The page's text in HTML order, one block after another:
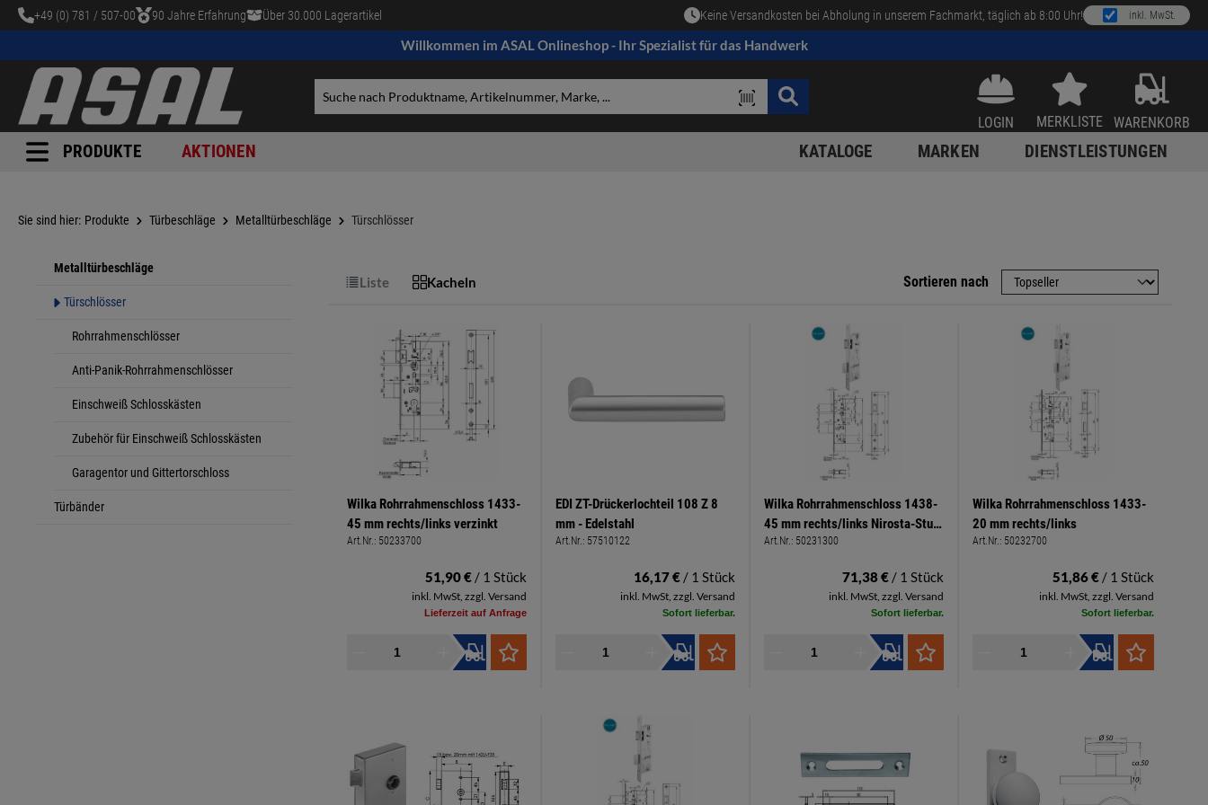
springen
+49 (0) 781 / 507-00 90 Jahre Erfahrung Über 30.000 Lagerartikel Keine Versandkosten bei Abholung in unserem Fachmarkt, täglich ab 8:00 Uhr! inkl. MwSt.
Willkommen im ASAL Onlineshop - Ihr Spezialist für das Handwerk
LOGIN MERKLISTE WARENKORB
PRODUKTE AKTIONEN KATALOGE MARKEN DIENSTLEISTUNGEN
Sie sind hier: Produkte Türbeschläge Metalltürbeschläge Türschlösser
Metalltürbeschläge
Türschlösser
Rohrrahmenschlösser
Anti-Panik-Rohrrahmenschlösser
Einschweiß Schlosskästen
Zubehör für Einschweiß Schlosskästen
Garagentor und Gittertorschloss
Türbänder
Liste Kacheln Sortieren nach
Wilka Rohrrahmenschloss 1433-
45 mm rechts/links verzinkt
Art.Nr.: 50233700
51,90 € / 1 Stück
inkl. MwSt, zzgl. Versand
Lieferzeit auf Anfrage
EDI ZT-Drückerlochteil 108 Z 8
mm - Edelstahl
Art.Nr.: 57510122
16,17 € / 1 Stück
inkl. MwSt, zzgl. Versand
Sofort lieferbar.
Wilka Rohrrahmenschloss 1438-
45 mm rechts/links Nirosta-Stulp
245 x 24 x 3 mm
Art.Nr.: 50231300
71,38 € / 1 Stück
inkl. MwSt, zzgl. Versand
Sofort lieferbar.
Wilka Rohrrahmenschloss 1433-
20 mm rechts/links
Art.Nr.: 50232700
51,86 € / 1 Stück
inkl. MwSt, zzgl. Versand
Sofort lieferbar.